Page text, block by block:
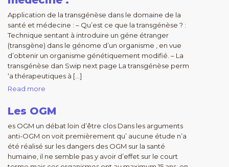
Application de la transgénèse dans le domaine de la
santé et médecine : – Qu’est ce que la transgénèse ? :
Technique sentant à introduire un géne étranger
(transgène) dans le génome d’un organisme , en vue
d’obtenir un organisme génétiquement modifié. – La
transgénèse dan Swip next page La transgénèse perm
‘a thérapeutiques à […]
Read more
Les OGM
es OGM un débat loin d’être clos Dans les arguments
anti-OGM on voit premièrement qu’ aucune étude n’a
été réalisé sur les dangers des OGM sur la santé
humaine, il ne semble pas y avoir d’effet sur le court